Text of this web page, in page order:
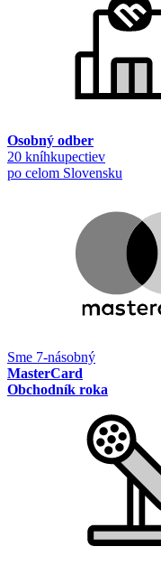
Osobný odber
20 kníhkupectiev
po celom Slovensku
Sme 7-násobný
MasterCard
Obchodník roka